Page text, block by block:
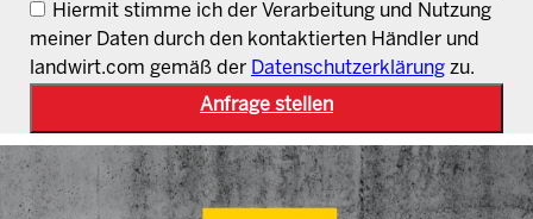
Hiermit stimme ich der Verarbeitung und Nutzung
meiner Daten durch den kontaktierten Händler und
landwirt.com gemäß der Datenschutzerklärung zu.